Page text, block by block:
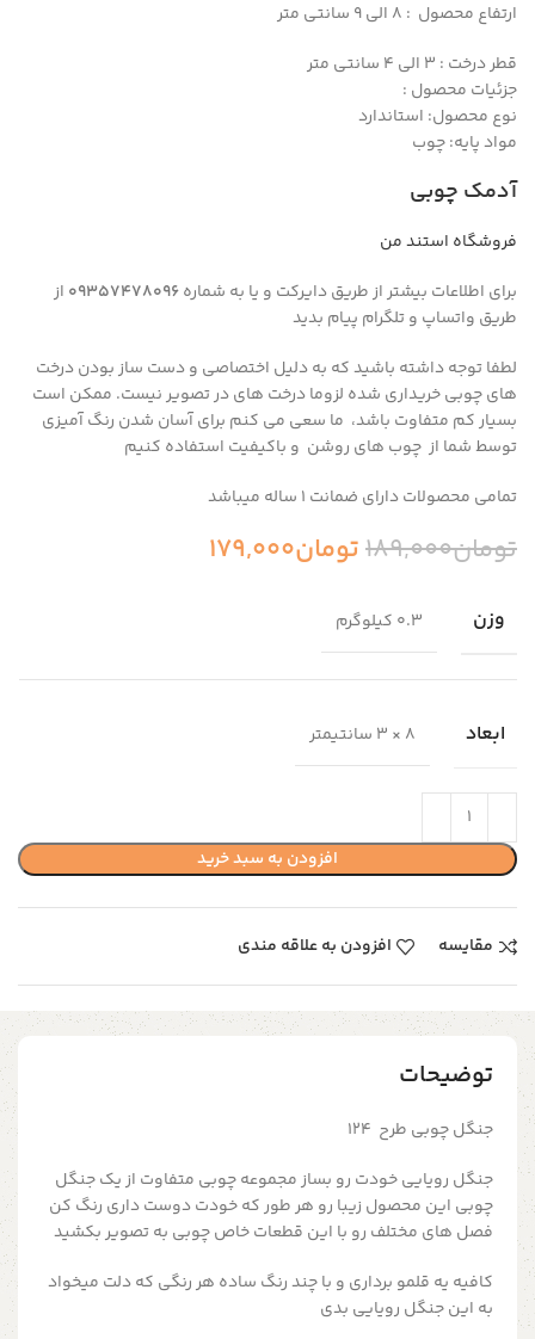
ارتفاع محصول : 8 الی 9 سانتی متر
قطر درخت : 3 الی 4 سانتی متر
جزئیات محصول :
نوع محصول: استاندارد
مواد پایه: چوب
آدمک چوبی
فروشگاه استند من
برای اطلاعات بیشتر از طریق دایرکت و یا به شماره09357478096 از
طریق واتساپ و تلگرام پیام بدید
لطفا توجه داشته باشید که به دلیل اختصاصی و دست ساز بودن درخت
های چوبی خریداری شده لزوما درخت های در تصویر نیست. ممکن است
بسیار کم متفاوت باشد، ما سعی می کنم برای آسان شدن رنگ آمیزی
توسط شما از چوب های روشن و باکیفیت استفاده کنیم
تمامی محصولات دارای ضمانت ۱ ساله میباشد
تومان189,000تومان179,000
وزن 0.3 کیلوگرم
ابعاد 8 × 3 سانتیمتر
افزودن به سبد خرید
مقایسه افزودن به علاقه مندی
توضیحات
جنگل چوبی طرح 124
جنگل رویایی خودت رو بساز مجموعه چوبی متفاوت از یک جنگل
چوبی این محصول زیبا رو هر طور که خودت دوست داری رنگ کن
فصل های مختلف رو با این قطعات خاص چوبی به تصویر بکشید
کافیه یه قلمو برداری و با چند رنگ ساده هر رنگی که دلت میخواد
به این جنگل رویایی بدی